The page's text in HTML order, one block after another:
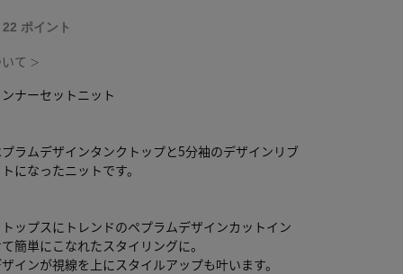
ポイント
て ＞
ナーセットニット
ラムデザインタンクトップと5分袖のデザインリブ
になったニットです。
ップスにトレンドのペプラムデザインカットイン
簡単にこなれたスタイリングに。
インが視線を上にスタイルアップも叶います。